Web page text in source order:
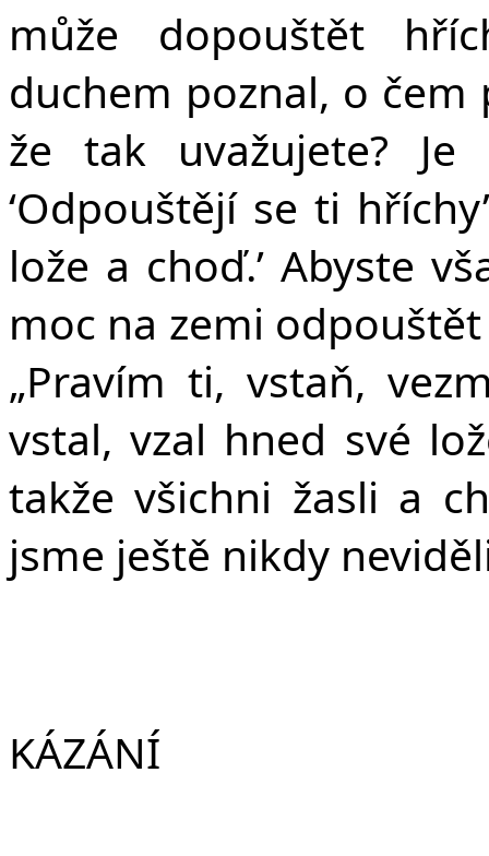
může dopouštět
duchem poznal, o čem
že tak uvažujete? Je
‘Odpouštějí se ti
lože a choď.’ Abyste
moc na zemi
„Pravím ti, vstaň,
vstal, vzal hned své
takže všichni žasli a
jsme ještě nikdy
KÁZÁNÍ